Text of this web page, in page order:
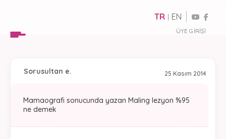
ÜYE GIRIŞI
TR | EN
25 Kasım 2014
Sorusultan e.
Mamaografi sonucunda yazan Maling lezyon %95
ne demek